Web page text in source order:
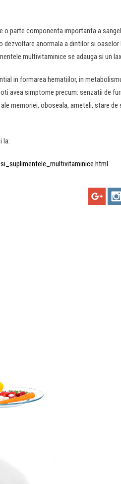
o parte componenta importanta a
dezvoltare anormala a dintilor si
multivitaminice se adauga si un
in formarea hematiilor, in
avea simptome precum: senzatii de
memoriei, oboseala, ameteli, stare
la: